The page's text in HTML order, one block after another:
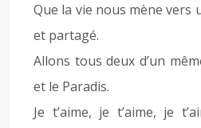
Que la vie nous mène vers
et partagé.
Allons tous deux d’un
et le Paradis.
Je t’aime, je t’aime, je